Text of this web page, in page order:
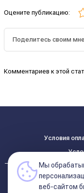
Оцените публикацию:
Комментариев к этой
Условия
Мы
веб-сайтом